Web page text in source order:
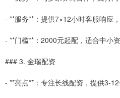
- **服务**：提供7×12小时客服响应
- **门槛**：2000元起配，适合中小
### 3. 金瑞配资
- **亮点**：专注长线配资，提供3-